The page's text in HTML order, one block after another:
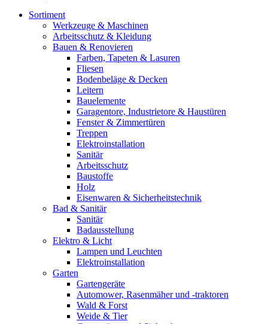
Sortiment
Werkzeuge & Maschinen
Arbeitsschutz & Kleidung
Bauen & Renovieren
Farben, Tapeten & Lasuren
Fliesen
Bodenbeläge & Decken
Leitern
Bauelemente
Garagentore, Industrietore & Haustüren
Fenster & Zimmertüren
Treppen
Elektroinstallation
Sanitär
Arbeitsschutz
Baustoffe
Holz
Eisenwaren & Sicherheitstechnik
Bad & Sanitär
Sanitär
Badausstellung
Elektro & Licht
Lampen und Leuchten
Elektroinstallation
Garten
Gartengeräte
Automower, Rasenmäher und -traktoren
Wald & Forst
Weide & Tier